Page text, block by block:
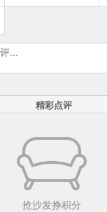
精彩点评
抢沙发挣积分